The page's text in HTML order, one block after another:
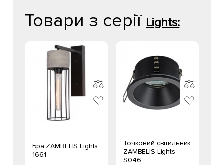
Товари з серії Lights:
Бра ZAMBELIS Lights
1661
Точковий світильник
ZAMBELIS Lights
S046